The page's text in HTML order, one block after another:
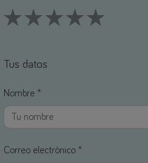
Tus datos
Nombre *
Correo electrónico *